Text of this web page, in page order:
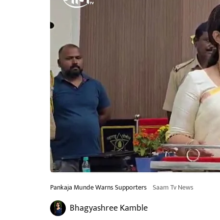
Pankaja Munde Warns Supporters Saam Tv News
Bhagyashree Kamble